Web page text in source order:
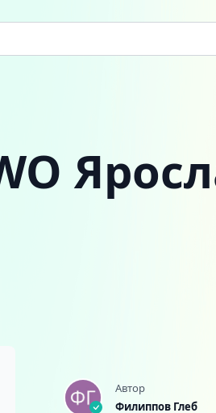
Автор
Филиппов Глеб